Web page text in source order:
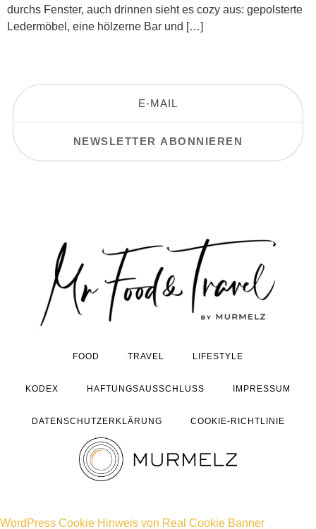
durchs Fenster, auch drinnen sieht es cozy aus: gepolsterte
Ledermöbel, eine hölzerne Bar und […]
FOOD TRAVEL LIFESTYLE
KODEX HAFTUNGSAUSSCHLUSS IMPRESSUM
DATENSCHUTZERKLÄRUNG COOKIE-RICHTLINIE
WordPress Cookie Hinweis von Real Cookie Banner